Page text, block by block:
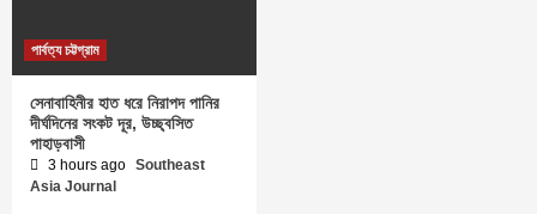
পার্বত্য চট্টগ্রাম
সেনাবাহিনীর হাত ধরে নিরাপদ পানির
দীর্ঘদিনের সংকট দূর, উচ্ছ্বসিত
পাহাড়বাসী
3 hours ago Southeast
Asia Journal